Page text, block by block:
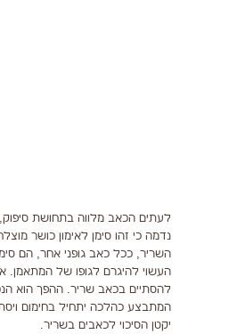
בריאות
צור קשר
לעתים הכאב מלווה בתחושת
נדמה כי זהו סימן לאימון כושר
השריר, ככל כאב גופני אחר, הם
העשוי להיגרם לגופו של המתאמן.
להסתיים בכאב שריר. ההפך הוא
המתבצע כהלכה יתחיל בחימום
יקטן הסיכוי לכאבים בשריר.